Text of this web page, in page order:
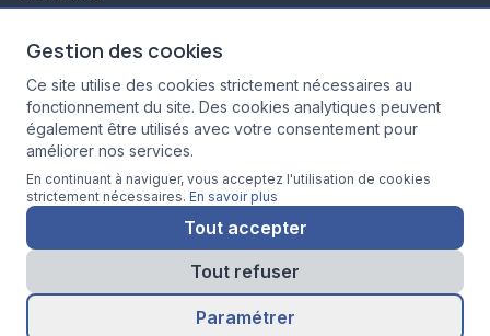
33700 Mérignac
05 35 54 13 11
secretariat.ri@lecai.fr
8h30 - 18h30
© 2026 Radiologie Interventionnelle. Tous droits réservés.
Mentions légalesPolitique de confidentialité
Gestion des cookies
Ce site utilise des cookies strictement nécessaires au
fonctionnement du site. Des cookies analytiques peuvent
également être utilisés avec votre consentement pour
améliorer nos services.
En continuant à naviguer, vous acceptez l'utilisation de cookies
strictement nécessaires. En savoir plus
Tout accepter
Tout refuser
Paramétrer